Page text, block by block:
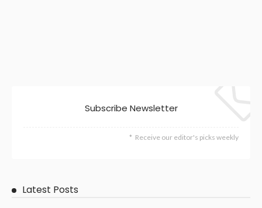
Subscribe Newsletter
Receive our editor's picks weekly
Latest Posts